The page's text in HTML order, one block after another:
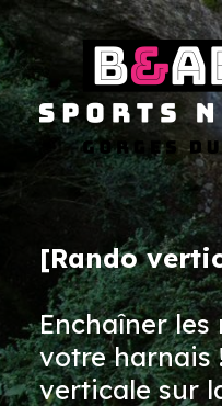
[Rando
Enchaîner les
votre harnais
verticale sur